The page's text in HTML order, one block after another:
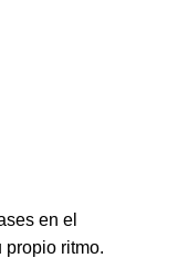
en el
propio ritmo.